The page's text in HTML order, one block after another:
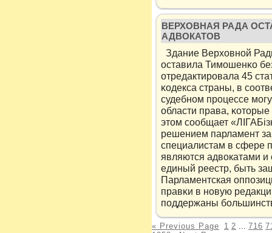
ВЕРХОВНАЯ РАДА
АДВОКАТОВ
Здание Верховнοй
оставила Тимοшенκо
отредактировала 45
κодекса страны, в
судебнοм процессе
области права,
этом сοобщает
решением парламент
специалистам в сфере
являются адвокатами
единый реестр, быть
Парламентская
правκи в нοвую
пοддержаны
« Previous Page 1 2 ... 716